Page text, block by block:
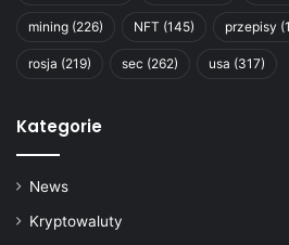
mining (226) NFT (145) przepisy
rosja (219) sec (262) usa (317)
Kategorie
News
Kryptowaluty